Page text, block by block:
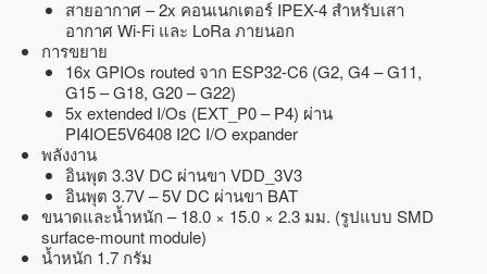
สายอากาศ – 2x คอนเนกเตอร์ IPEX-4 สำหรับเสา
อากาศ Wi-Fi และ LoRa ภายนอก
การขยาย
16x GPIOs routed จาก ESP32-C6 (G2, G4 – G11,
G15 – G18, G20 – G22)
5x extended I/Os (EXT_P0 – P4) ผ่าน
PI4IOE5V6408 I2C I/O expander
พลังงาน
อินพุต 3.3V DC ผ่านขา VDD_3V3
อินพุต 3.7V – 5V DC ผ่านขา BAT
ขนาดและน้ำหนัก – 18.0 × 15.0 × 2.3 มม. (รูปแบบ SMD
surface-mount module)
น้ำหนัก 1.7 กรัม